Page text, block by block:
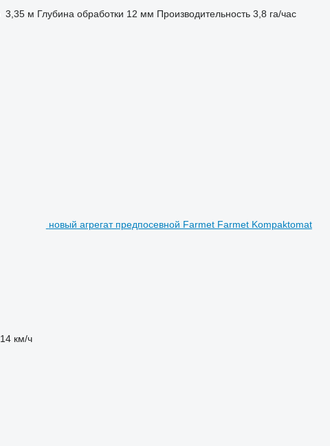
3,35 м Глубина обработки 12 мм Производительность 3,8 га/час
новый агрегат предпосевной Farmet Farmet Kompaktomat
14 км/ч